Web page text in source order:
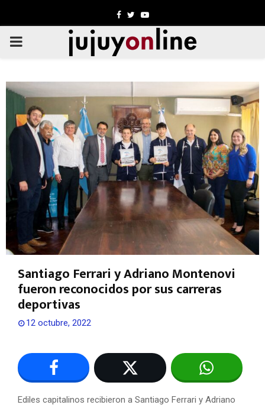
Facebook
TwitterYoutube
PRIMARY
Santiago Ferrari y Adriano Montenovi
fueron reconocidos por sus carreras
deportivas
12 octubre, 2022
Ediles capitalinos recibieron a Santiago Ferrari y Adriano